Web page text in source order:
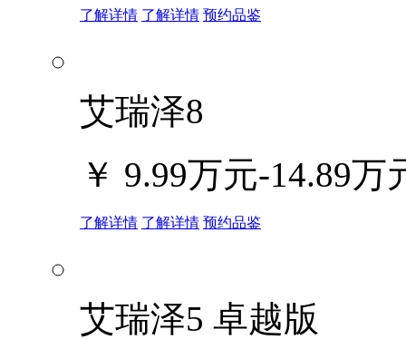
了解详情 了解详情 预约品鉴
艾瑞泽8
￥ 9.99万元-14.89万
了解详情 了解详情 预约品鉴
艾瑞泽5 卓越版